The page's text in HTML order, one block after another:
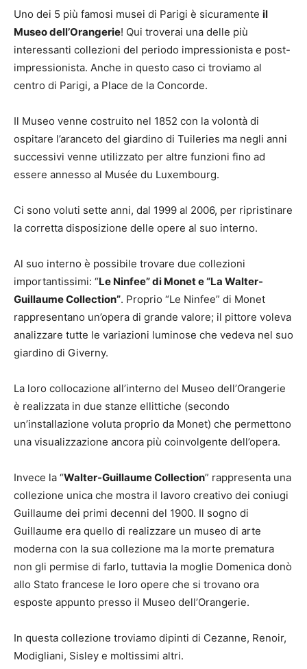
Uno dei 5 più famosi musei di Parigi è sicuramente il
Museo dell’Orangerie! Qui troverai una delle più
interessanti collezioni del periodo impressionista e post-
impressionista. Anche in questo caso ci troviamo al
centro di Parigi, a Place de la Concorde.
Il Museo venne costruito nel 1852 con la volontà di
ospitare l’aranceto del giardino di Tuileries ma negli anni
successivi venne utilizzato per altre funzioni fino ad
essere annesso al Musée du Luxembourg.
Ci sono voluti sette anni, dal 1999 al 2006, per ripristinare
la corretta disposizione delle opere al suo interno.
Al suo interno è possibile trovare due collezioni
importantissimi: “Le Ninfee” di Monet e “La Walter-
Guillaume Collection”. Proprio “Le Ninfee” di Monet
rappresentano un’opera di grande valore; il pittore voleva
analizzare tutte le variazioni luminose che vedeva nel suo
giardino di Giverny.
La loro collocazione all’interno del Museo dell’Orangerie
è realizzata in due stanze ellittiche (secondo
un’installazione voluta proprio da Monet) che permettono
una visualizzazione ancora più coinvolgente dell’opera.
Invece la “Walter-Guillaume Collection” rappresenta una
collezione unica che mostra il lavoro creativo dei coniugi
Guillaume dei primi decenni del 1900. Il sogno di
Guillaume era quello di realizzare un museo di arte
moderna con la sua collezione ma la morte prematura
non gli permise di farlo, tuttavia la moglie Domenica donò
allo Stato francese le loro opere che si trovano ora
esposte appunto presso il Museo dell’Orangerie.
In questa collezione troviamo dipinti di Cezanne, Renoir,
Modigliani, Sisley e moltissimi altri.